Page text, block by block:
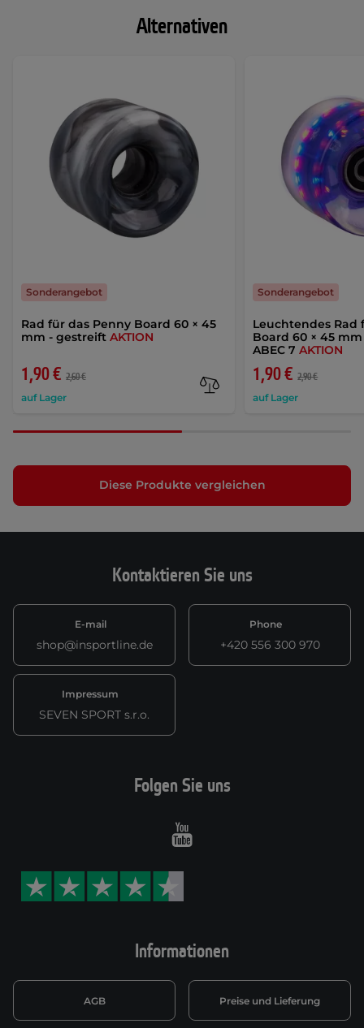
Alternativen
Rad für das Penny Board 60 × 45
mm - gestreift AKTION
1,90 € 2,60 €
auf Lager
Sonderangebot
Leuchtendes Rad
Board 60 × 45
ABEC 7AKTION
1,90 € 2,90 €
auf Lager
Sonderangebot
Diese Produkte vergleichen
Kontaktieren Sie uns
E-mail
shop@insportline.de
Phone
+420 556 300 970
Impressum
SEVEN SPORT s.r.o.
Informationen
AGB Preise und Lieferung
Folgen Sie uns
Youtube